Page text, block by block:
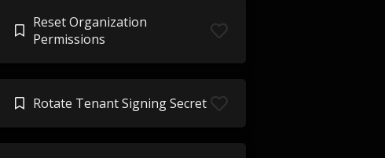
Reset Organization
Permissions
Rotate Tenant Signing Secret